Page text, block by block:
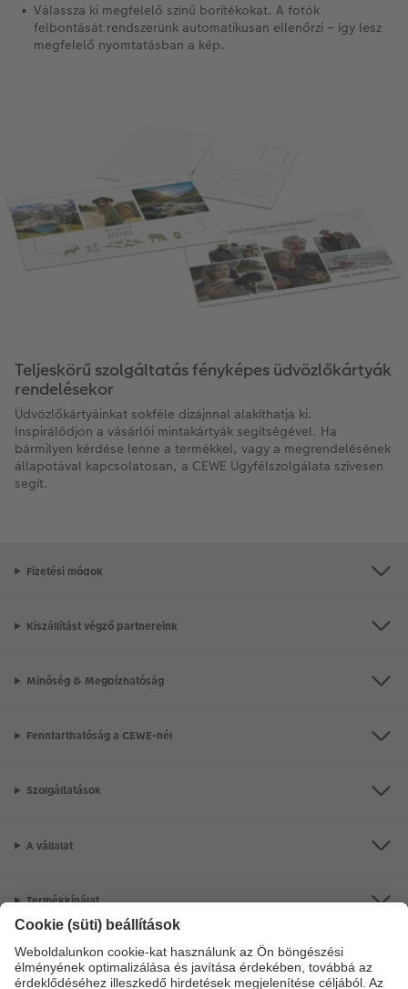
Válassza ki megfelelő színű borítékokat. A fotók
felbontását rendszerünk automatikusan ellenőrzi – így lesz
megfelelő nyomtatásban a kép.
Teljeskörű szolgáltatás fényképes üdvözlőkártyák
rendelésekor
Üdvözlőkártyáinkat sokféle dizájnnal alakíthatja ki.
Inspirálódjon a vásárlói mintakártyák segítségével. Ha
bármilyen kérdése lenne a termékkel, vagy a megrendelésének
állapotával kapcsolatosan, a CEWE Ügyfélszolgálata szívesen
segít.
Fizetési módok
Kiszállítást végző partnereink
Minőség & Megbízhatóság
Fenntarthatóság a CEWE-nél
Szolgáltatások
A vállalat
Termékkínálat
CEWE Fotóvilág